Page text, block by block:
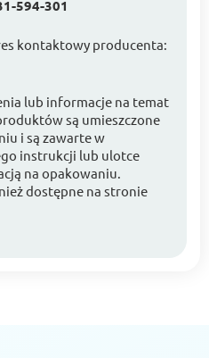
594-301
kontaktowy producenta:
lub informacje na temat
są umieszczone
i są zawarte w
instrukcji lub ulotce
na opakowaniu.
dostępne na stronie